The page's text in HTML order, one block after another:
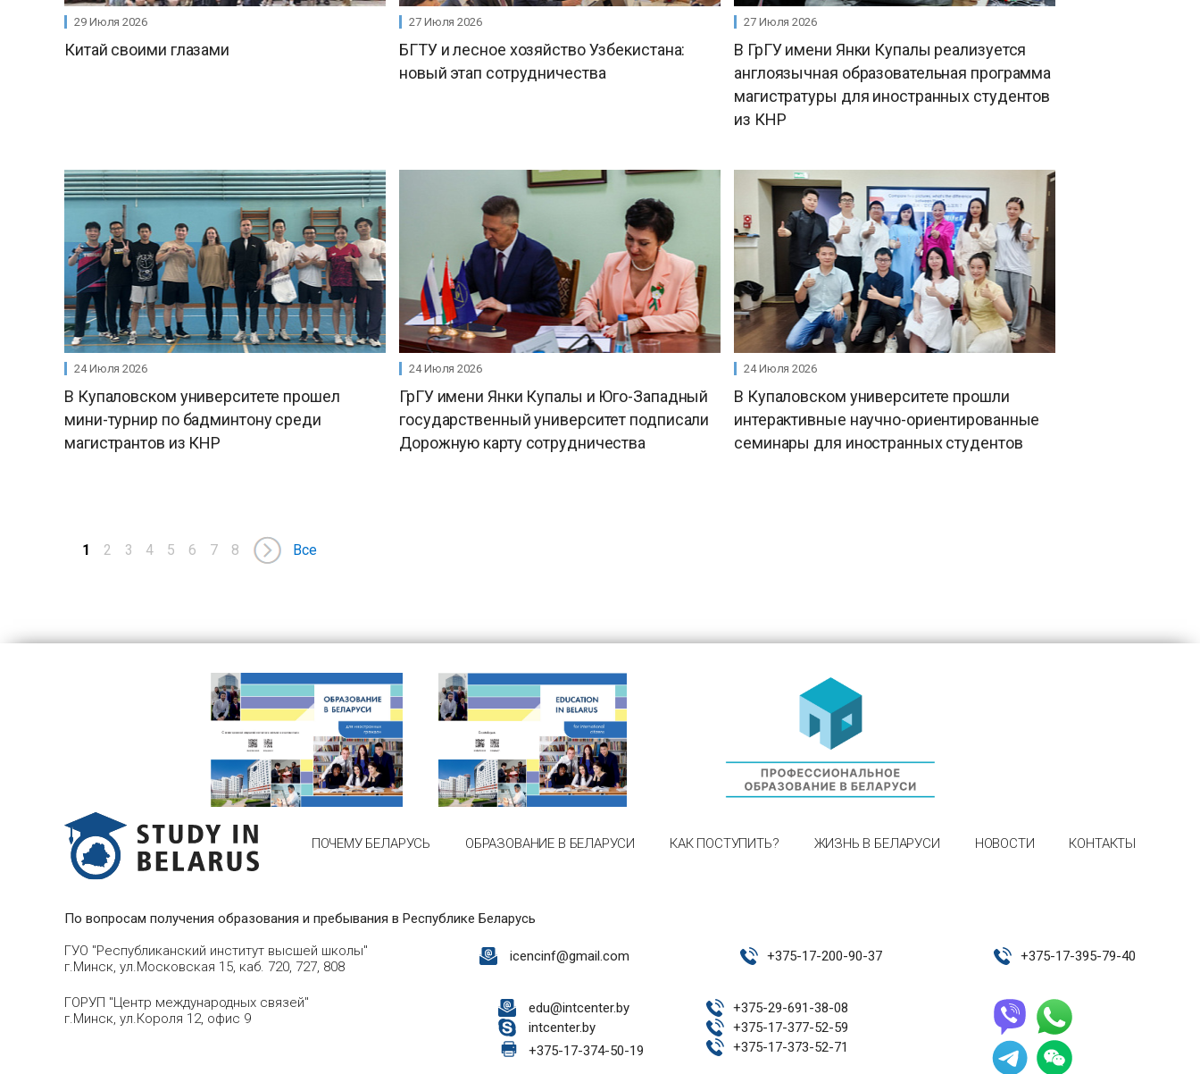
29 Июля 2026
Китай своими глазами
27 Июля 2026
БГТУ и лесное хозяйство Узбекистана:
новый этап сотрудничества
27 Июля 2026
В ГрГУ имени Янки Купалы реализуется
англоязычная образовательная программа
магистратуры для иностранных студентов
из КНР
24 Июля 2026
В Купаловском университете прошел
мини-турнир по бадминтону среди
магистрантов из КНР
24 Июля 2026
ГрГУ имени Янки Купалы и Юго-Западный
государственный университет подписали
Дорожную карту сотрудничества
24 Июля 2026
В Купаловском университете прошли
интерактивные научно-ориентированные
семинары для иностранных студентов
1 2 3 4 5 6 7 8 Все
ПОЧЕМУ БЕЛАРУСЬ ОБРАЗОВАНИЕ В БЕЛАРУСИ КАК ПОСТУПИТЬ? ЖИЗНЬ В БЕЛАРУСИ НОВОСТИ КОНТАКТЫ
По вопросам получения образования и пребывания в Республике Беларусь
ГУО "Республиканский институт высшей школы"
г.Минск, ул.Московская 15, каб. 720, 727, 808
icencinf@gmail.com +375-17-200-90-37 +375-17-395-79-40
ГОРУП "Центр международных связей"
г.Минск, ул.Короля 12, офис 9
edu@intcenter.by
intcenter.by
+375-17-374-50-19
+375-29-691-38-08
+375-17-377-52-59
+375-17-373-52-71